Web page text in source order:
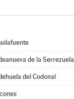
de la Serrezuela
del Codonal